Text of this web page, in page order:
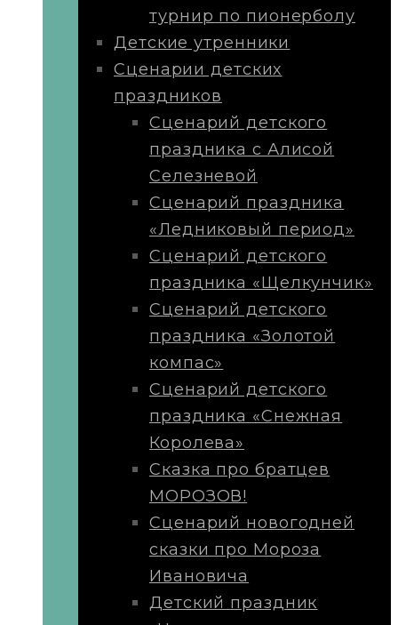
турнир по пионерболу
Детские утренники
Сценарии детских
праздников
Сценарий детского
праздника с Алисой
Селезневой
Сценарий праздника
«Ледниковый период»
Сценарий детского
праздника «Щелкунчик»
Сценарий детского
праздника «Золотой
компас»
Сценарий детского
праздника «Снежная
Королева»
Сказка про братцев
МОРОЗОВ!
Сценарий новогодней
сказки про Мороза
Ивановича
Детский праздник